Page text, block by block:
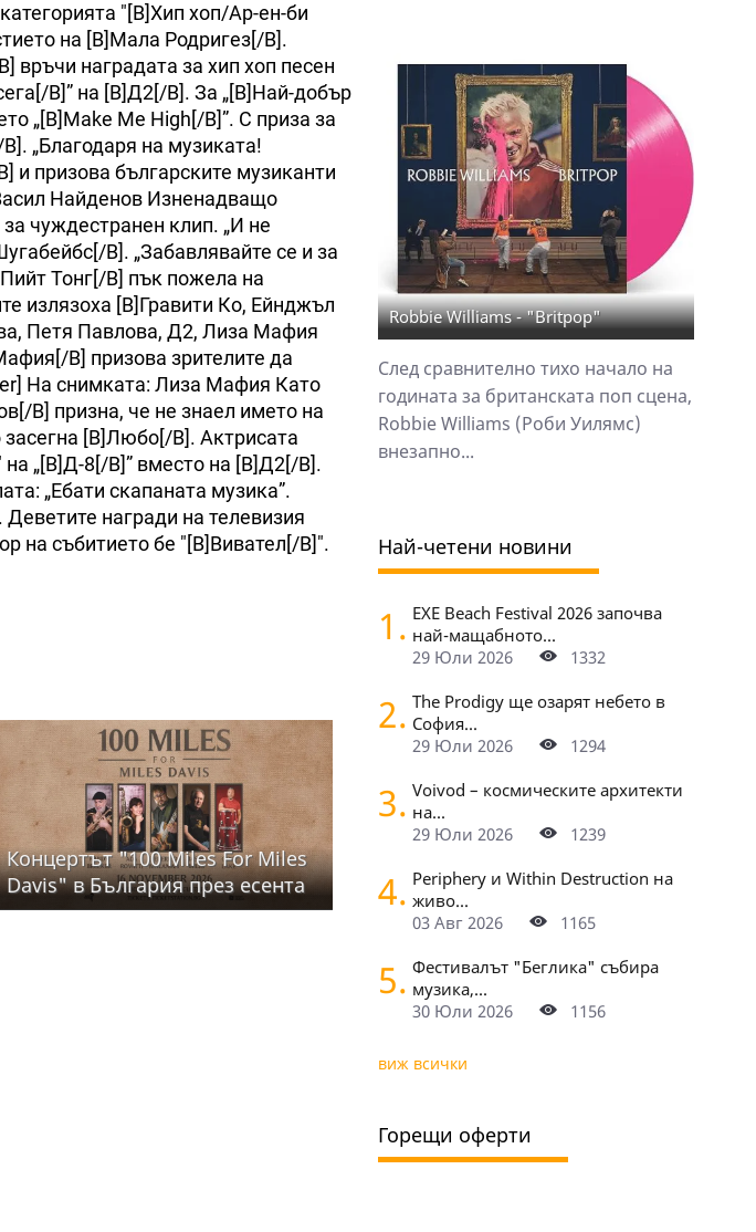
"[B]Хип хоп/Ар-ен-би
на [B]Мала Родригез[/B].
връчи наградата за хип хоп песен
B]” на [B]Д2[/B]. За „[B]Най-добър
„[B]Make Me High[/B]”. С приза за
„Благодаря на музиката!
и призова българските музиканти
Найденов Изненадващо
чуждестранен клип. „И не
B]. „Забавлявайте се и за
Тонг[/B] пък пожела на
излязоха [B]Гравити Ко, Ейнджъл
Петя Павлова, Д2, Лиза Мафия
B] призова зрителите да
На снимката: Лиза Мафия Като
B] призна, че не знаел името на
[B]Любо[/B]. Актрисата
„[B]Д-8[/B]” вместо на [B]Д2[/B].
„Ебати скапаната музика”.
награди на телевизия
на събитието бе "[B]Вивател[/B]".
Концертът "100 Miles For Miles
Davis" в България през есента
Robbie Williams - "Britpop"
След сравнително тихо начало на
годината за британската поп сцена,
Robbie Williams (Роби Уилямс)
внезапно...
Най-четени новини
1. EXE Beach Festival 2026 започва
най-мащабното...
29 Юли 2026
1332
2. The Prodigy ще озарят небето в
София...
29 Юли 2026
1294
3. Voivod – космическите архитекти
на...
29 Юли 2026
1239
4. Periphery и Within Destruction на
живо...
03 Авг 2026
1165
5. Фестивалът "Беглика" събира
музика,...
30 Юли 2026
1156
виж всички
Горещи оферти